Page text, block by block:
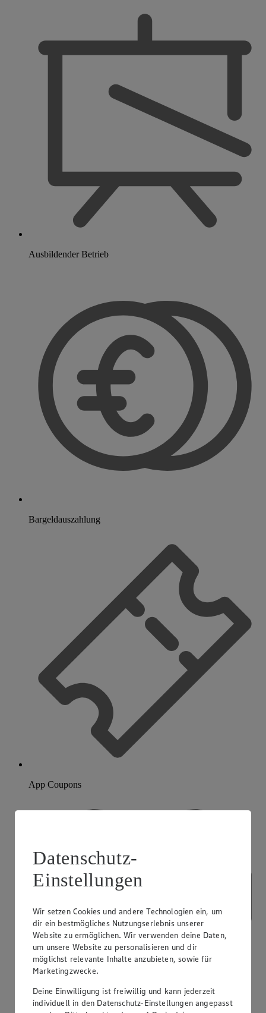
Ausbildender Betrieb
Bargeldauszahlung
App Coupons
Datenschutz-
Einstellungen
Wir setzen Cookies und andere Technologien ein, um
dir ein bestmögliches Nutzungserlebnis unserer
Website zu ermöglichen. Wir verwenden deine Daten,
um unsere Website zu personalisieren und dir
möglichst relevante Inhalte anzubieten, sowie für
Marketingzwecke.
Deine Einwilligung ist freiwillig und kann jederzeit
individuell in den Datenschutz-Einstellungen angepasst